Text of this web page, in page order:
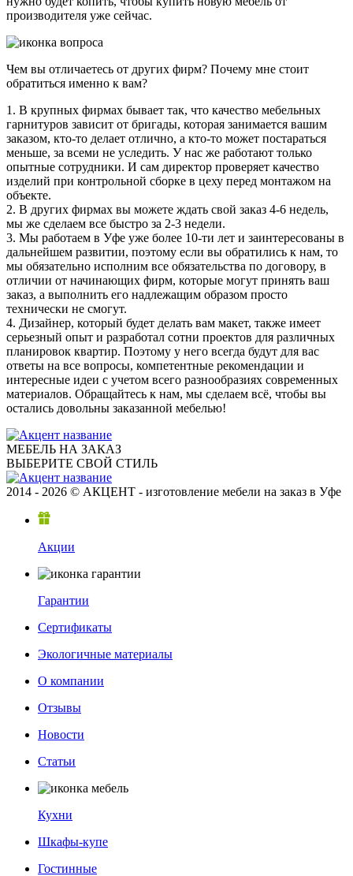
производителя уже сейчас.
Чем вы отличаетесь от других фирм? Почему мне стоит
обратиться именно к вам?
1. В крупных фирмах бывает так, что качество мебельных
гарнитуров зависит от бригады, которая занимается вашим
заказом, кто-то делает отлично, а кто-то может постараться
меньше, за всеми не уследить. У нас же работают только
опытные сотрудники. И сам директор проверяет качество
изделий при контрольной сборке в цеху перед монтажом на
объекте.
2. В других фирмах вы можете ждать свой заказ 4-6 недель,
мы же сделаем все быстро за 2-3 недели.
3. Мы работаем в Уфе уже более 10-ти лет и заинтересованы в
дальнейшем развитии, поэтому если вы обратились к нам, то
мы обязательно исполним все обязательства по договору, в
отличии от начинающих фирм, которые могут принять ваш
заказ, а выполнить его надлежащим образом просто
технически не смогут.
4. Дизайнер, который будет делать вам макет, также имеет
серьезный опыт и разработал сотни проектов для различных
планировок квартир. Поэтому у него всегда будут для вас
ответы на все вопросы, компетентные рекомендации и
интересные идеи с учетом всего разнообразиях современных
материалов. Обращайтесь к нам, мы сделаем всё, чтобы вы
остались довольны заказанной мебелью!
МЕБЕЛЬ НА ЗАКАЗ
ВЫБЕРИТЕ СВОЙ СТИЛЬ
2014 - 2026 © АКЦЕНТ - изготовление мебели на заказ в Уфе
Акции
Гарантии
Сертификаты
Экологичные материалы
О компании
Отзывы
Новости
Статьи
Кухни
Шкафы-купе
Гостинные